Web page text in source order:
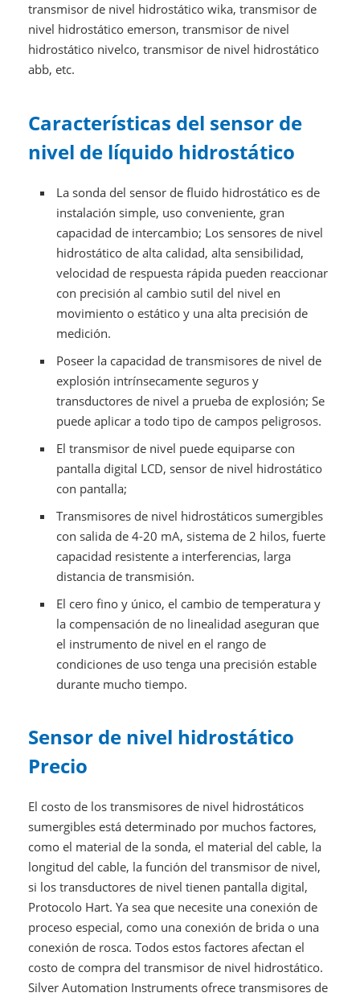
transmisor de nivel hidrostático wika, transmisor de
nivel hidrostático emerson, transmisor de nivel
hidrostático nivelco, transmisor de nivel hidrostático
abb, etc.
Características del sensor de
nivel de líquido hidrostático
La sonda del sensor de fluido hidrostático es de
instalación simple, uso conveniente, gran
capacidad de intercambio; Los sensores de nivel
hidrostático de alta calidad, alta sensibilidad,
velocidad de respuesta rápida pueden reaccionar
con precisión al cambio sutil del nivel en
movimiento o estático y una alta precisión de
medición.
Poseer la capacidad de transmisores de nivel de
explosión intrínsecamente seguros y
transductores de nivel a prueba de explosión; Se
puede aplicar a todo tipo de campos peligrosos.
El transmisor de nivel puede equiparse con
pantalla digital LCD, sensor de nivel hidrostático
con pantalla;
Transmisores de nivel hidrostáticos sumergibles
con salida de 4-20 mA, sistema de 2 hilos, fuerte
capacidad resistente a interferencias, larga
distancia de transmisión.
El cero fino y único, el cambio de temperatura y
la compensación de no linealidad aseguran que
el instrumento de nivel en el rango de
condiciones de uso tenga una precisión estable
durante mucho tiempo.
Sensor de nivel hidrostático
Precio
El costo de los transmisores de nivel hidrostáticos
sumergibles está determinado por muchos factores,
como el material de la sonda, el material del cable, la
longitud del cable, la función del transmisor de nivel,
si los transductores de nivel tienen pantalla digital,
Protocolo Hart. Ya sea que necesite una conexión de
proceso especial, como una conexión de brida o una
conexión de rosca. Todos estos factores afectan el
costo de compra del transmisor de nivel hidrostático.
Silver Automation Instruments ofrece transmisores de